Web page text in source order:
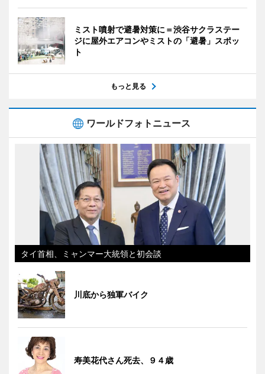
ミスト噴射で避暑対策に＝渋谷サクラステー
ジに屋外エアコンやミストの「避暑」スポッ
ト
もっと見る
ワールドフォトニュース
タイ首相、ミャンマー大統領と初会談
川底から独軍バイク
寿美花代さん死去、９４歳